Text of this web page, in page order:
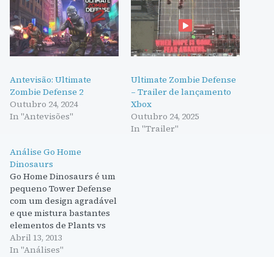
Antevisão: Ultimate
Zombie Defense 2
Outubro 24, 2024
In "Antevisões"
Ultimate Zombie Defense
– Trailer de lançamento
Xbox
Outubro 24, 2025
In "Trailer"
Análise Go Home
Dinosaurs
Go Home Dinosaurs é um
pequeno Tower Defense
com um design agradável
e que mistura bastantes
elementos de Plants vs
Zombies numa estrutura
dos jogos de tower
Abril 13, 2013
In "Análises"